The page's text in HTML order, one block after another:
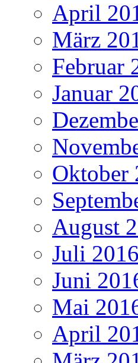
April
März
Februar
Januar
Oktober
August
Juli 2016
Juni
Mai
April